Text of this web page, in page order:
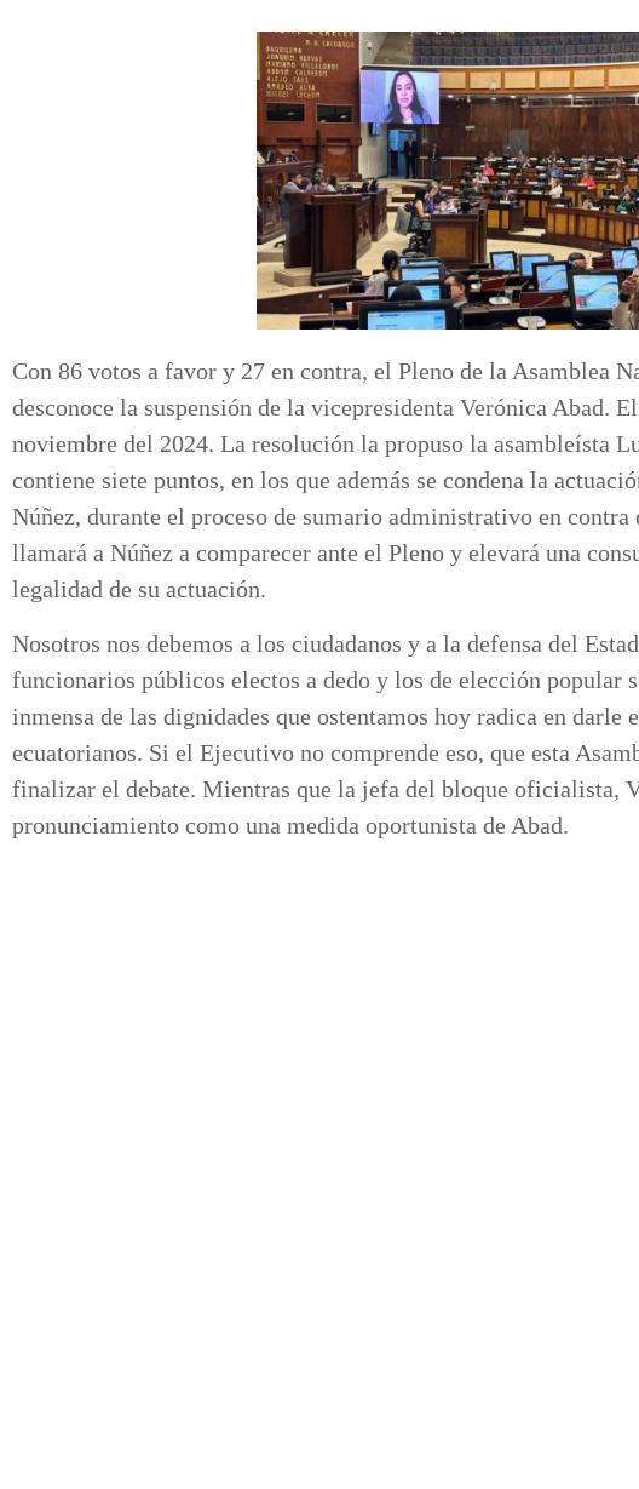
Con 86 votos a favor y 27 en contra, el Pleno de la Asamblea
desconoce la suspensión de la vicepresidenta Verónica Abad.
noviembre del 2024. La resolución la propuso la asambleísta
contiene siete puntos, en los que además se condena la
Núñez, durante el proceso de sumario administrativo en contra
llamará a Núñez a comparecer ante el Pleno y elevará una
legalidad de su actuación.
Nosotros nos debemos a los ciudadanos y a la defensa del
funcionarios públicos electos a dedo y los de elección popular
inmensa de las dignidades que ostentamos hoy radica en
ecuatorianos. Si el Ejecutivo no comprende eso, que esta
finalizar el debate. Mientras que la jefa del bloque oficialista,
pronunciamiento como una medida oportunista de Abad.